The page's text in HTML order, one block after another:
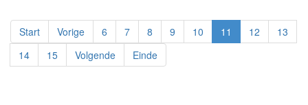
Start Vorige 6 7 8 9 10 11 12
13
14
15 Volgende Einde